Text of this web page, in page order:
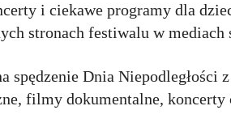
i ciekawe programy dla
stronach festiwalu w mediach
Dnia Niepodległości
filmy dokumentalne, koncerty